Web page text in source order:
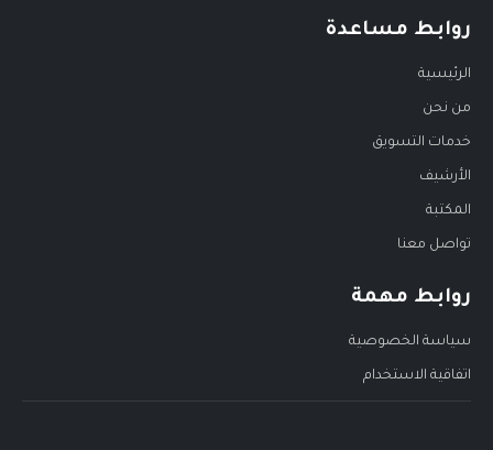
روابط مساعدة
الرئيسية
من نحن
خدمات التسويق
الأرشيف
المكتبة
تواصل معنا
روابط مهمة
سياسة الخصوصية
اتفاقية الاستخدام